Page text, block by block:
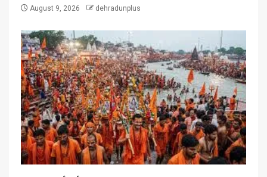
August 9, 2026 dehradunplus